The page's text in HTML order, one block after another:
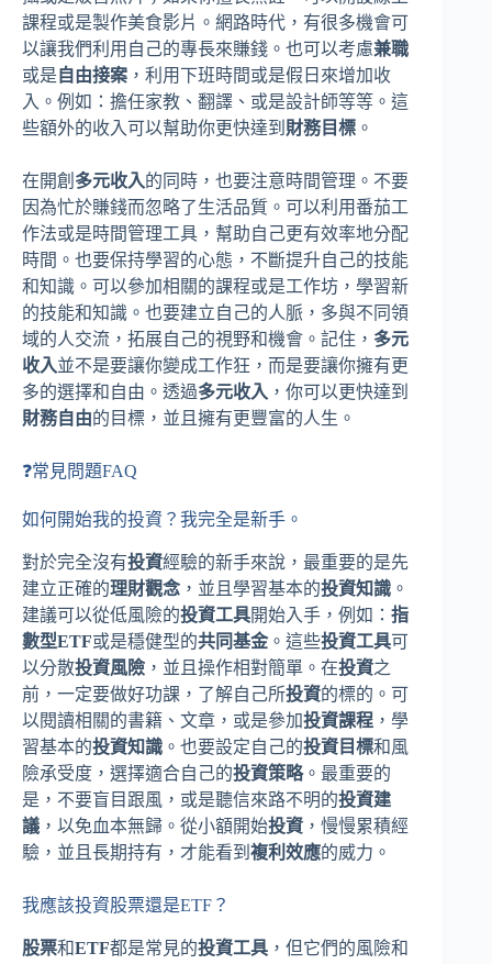
課程或是製作美食影片。網路時代，有很多機會可
以讓我們利用自己的專長來賺錢。也可以考慮兼職
或是 自由接案 ，利用下班時間或是假日來增加收
入。例如：擔任家教、翻譯、或是設計師等等。這
些額外的收入可以幫助你更快達到 財務目標 。
在開創 多元收入的同時，也要注意時間管理。不要
因為忙於賺錢而忽略了生活品質。可以利用番茄工
作法或是時間管理工具，幫助自己更有效率地分配
時間。也要保持學習的心態，不斷提升自己的技能
和知識。可以參加相關的課程或是工作坊，學習新
的技能和知識。也要建立自己的人脈，多與不同領
域的人交流，拓展自己的視野和機會。記住， 多元
收入並不是要讓你變成工作狂，而是要讓你擁有更
多的選擇和自由。透過多元收入 ，你可以更快達到
財務自由的目標，並且擁有更豐富的人生。
❓常見問題FAQ
如何開始我的投資？我完全是新手。
對於完全沒有投資經驗的新手來說，最重要的是先
建立正確的理財觀念 ，並且學習基本的投資知識 。
建議可以從低風險的投資工具開始入手，例如： 指
數型ETF或是穩健型的共同基金 。這些投資工具可
以分散投資風險 ，並且操作相對簡單。在投資之
前，一定要做好功課，了解自己所投資的標的。可
以閱讀相關的書籍、文章，或是參加投資課程 ，學
習基本的投資知識 。也要設定自己的投資目標和風
險承受度，選擇適合自己的投資策略。最重要的
是，不要盲目跟風，或是聽信來路不明的投資建
議 ，以免血本無歸。從小額開始投資 ，慢慢累積經
驗，並且長期持有，才能看到 複利效應的威力。
我應該投資股票還是ETF？
股票和ETF都是常見的投資工具 ，但它們的風險和